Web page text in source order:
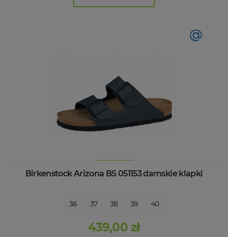
@
Birkenstock Arizona BS 051153 damskie klapki
36 37 38 39 40
439,00 zł